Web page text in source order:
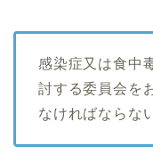
感染症又は食中
討する委員会を
なければならな